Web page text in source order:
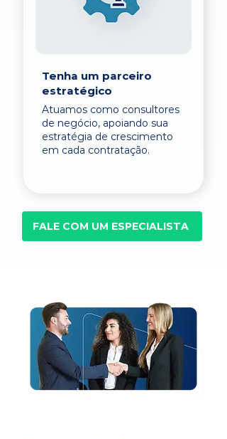
Tenha um parceiro
estratégico
Atuamos como consultores
de negócio, apoiando sua
estratégia de crescimento
em cada contratação.
FALE COM UM ESPECIALISTA